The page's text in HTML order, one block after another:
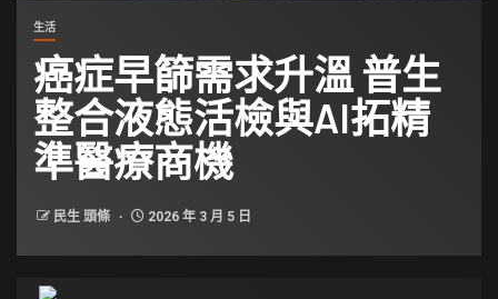
生活
癌症早篩需求升溫 普生
整合液態活檢與AI拓精
準醫療商機
民生 頭條 2026 年 3 月 5 日